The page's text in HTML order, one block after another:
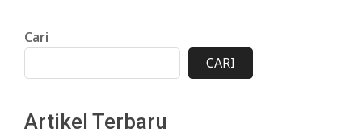
Cari
CARI
Artikel Terbaru